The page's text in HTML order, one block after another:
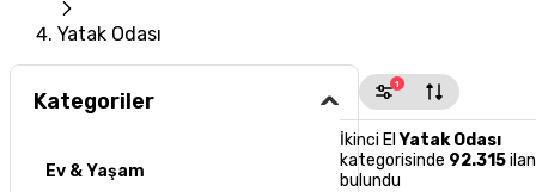
Yatak Odası
Kategoriler
Ev & Yaşam
1
İkinci ElYatak Odası
kategorisinde 92.315ilan
bulundu